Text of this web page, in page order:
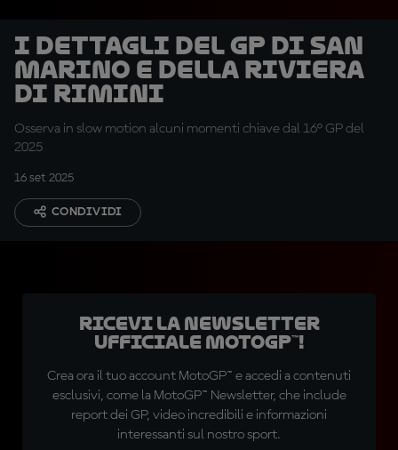
I dettagli del GP di San
Marino e della Riviera
di Rimini
Osserva in slow motion alcuni momenti chiave dal 16° GP del
2025
16 set 2025
CONDIVIDI
Ricevi la newsletter
ufficiale MotoGP™!
Crea ora il tuo account MotoGP™ e accedi a contenuti
esclusivi, come la MotoGP™ Newsletter, che include
report dei GP, video incredibili e informazioni
interessanti sul nostro sport.